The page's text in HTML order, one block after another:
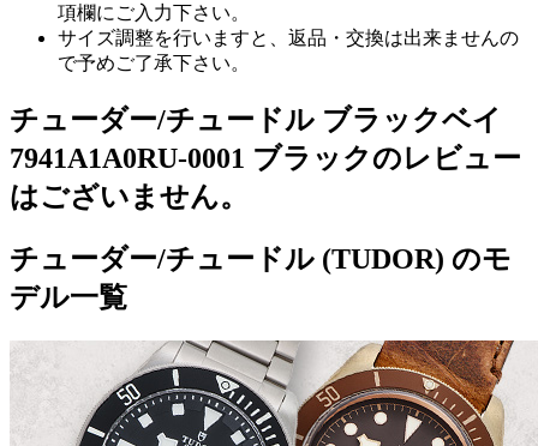
項欄にご入力下さい。
サイズ調整を行いますと、返品・交換は出来ませんの
で予めご了承下さい。
チューダー/チュードル ブラックベイ
7941A1A0RU-0001 ブラックのレビュー
はございません。
チューダー/チュードル (TUDOR) のモ
デル一覧